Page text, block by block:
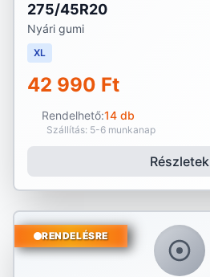
275/45R20
Nyári gumi
XL
42 990 Ft
Rendelhető:14 db
Szállítás: 5-6 munkanap
Részletek
RENDELÉSRE